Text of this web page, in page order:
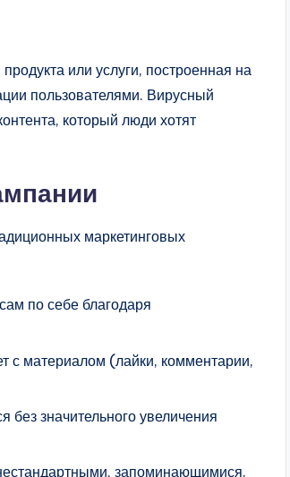
или услуги, построенная на
пользователями. Вирусный
который люди хотят
маркетинговых
по себе благодаря
с материалом (лайки, комментарии,
значительного увеличения
запоминающимися.